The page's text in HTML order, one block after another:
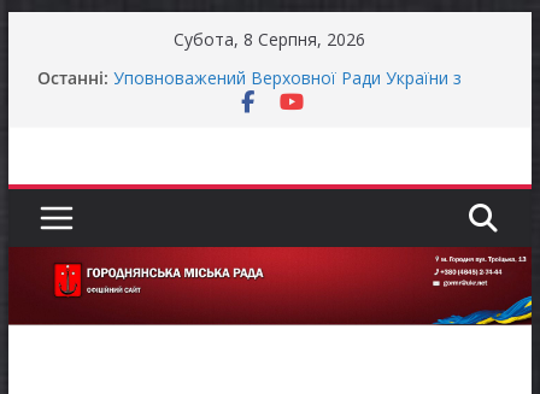
Субота, 8 Серпня, 2026
Останні: Уповноважений Верховної Ради України з
прав людини проводить опитування щодо
МОВЧАННЯ
Як отримати компенсацію за товари, придбані
для ветеранського бізнесу